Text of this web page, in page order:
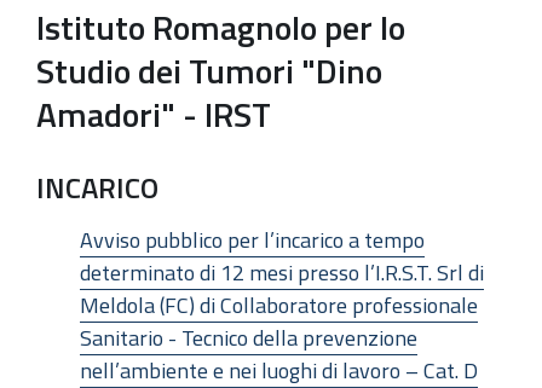
Istituto Romagnolo per lo
Studio dei Tumori "Dino
Amadori" - IRST
INCARICO
Avviso pubblico per l’incarico a tempo
determinato di 12 mesi presso l’I.R.S.T. Srl di
Meldola (FC) di Collaboratore professionale
Sanitario - Tecnico della prevenzione
nell’ambiente e nei luoghi di lavoro – Cat. D